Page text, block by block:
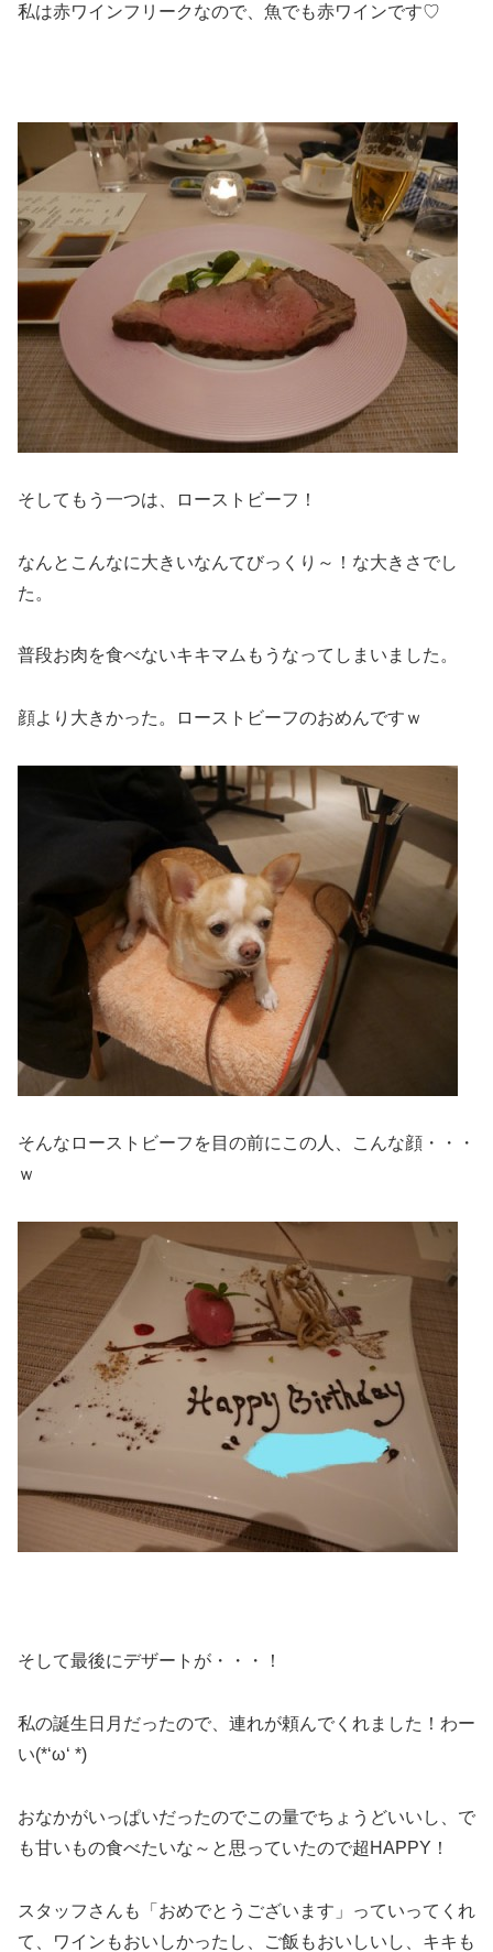
私は赤ワインフリークなので、魚でも赤ワインです♡
そしてもう一つは、ローストビーフ！
なんとこんなに大きいなんてびっくり～！な大きさでし
た。
普段お肉を食べないキキマムもうなってしまいました。
顔より大きかった。ローストビーフのおめんですｗ
そんなローストビーフを目の前にこの人、こんな顔・・・
ｗ
そして最後にデザートが・・・！
私の誕生日月だったので、連れが頼んでくれました！わー
い(*‘ω‘ *)
おなかがいっぱいだったのでこの量でちょうどいいし、で
も甘いもの食べたいな～と思っていたので超HAPPY！
スタッフさんも「おめでとうございます」っていってくれ
て、ワインもおいしかったし、ご飯もおいしいし、キキも